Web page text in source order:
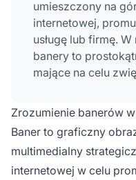
umieszczony na
internetowej,
usługę lub firmę.
banery to
mające na celu
zaangażowania
strategiczne
projekt kreatywny.
Zrozumienie banerów
Baner to graficzny
multimedialny
internetowej w celu